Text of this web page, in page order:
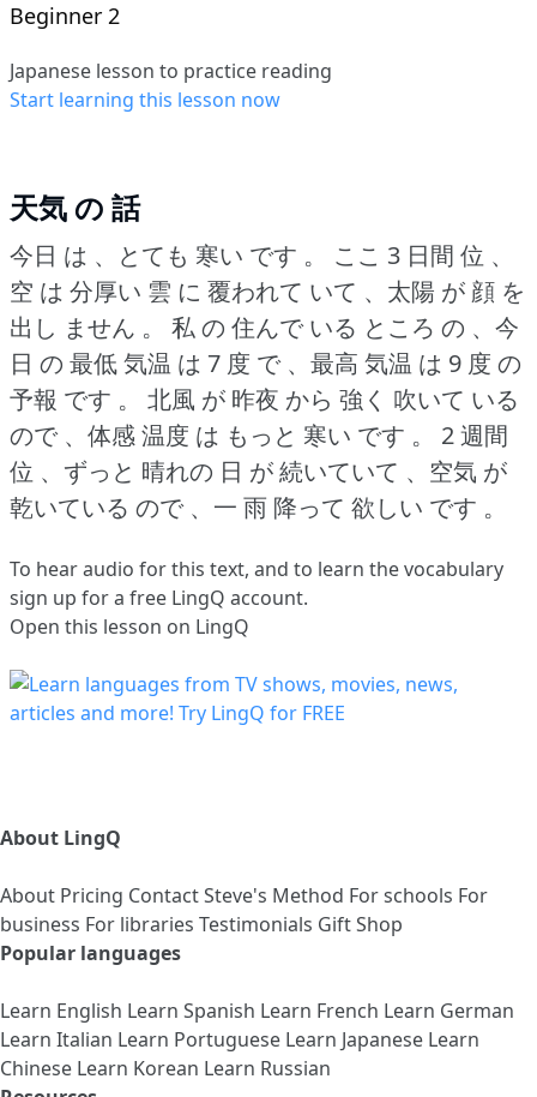
Beginner 2
Japanese lesson to practice reading
Start learning this lesson now
天気 の 話
今日 は 、とても 寒い です 。
ここ 3 日間 位 、
空 は 分厚い 雲 に 覆われて いて 、太陽 が 顔 を
出し ません 。
私 の 住んで いる ところ の 、今
日 の 最低 気温 は 7 度 で 、最高 気温 は 9 度 の
予報 です 。
北風 が 昨夜 から 強く 吹いて いる
ので 、体感 温度 は もっと 寒い です 。
2 週間
位 、ずっと 晴れの 日 が 続いていて 、空気 が
乾いている ので 、一 雨 降って 欲しい です 。
To hear audio for this text, and to learn the vocabulary
sign up for a free LingQ account.
Open this lesson on LingQ
About LingQ
About Pricing ContactSteve's Method For schools For
business For libraries Testimonials Gift Shop
Popular languages
Learn English Learn Spanish Learn French Learn German
Learn Italian Learn Portuguese Learn Japanese Learn
Chinese Learn Korean Learn Russian